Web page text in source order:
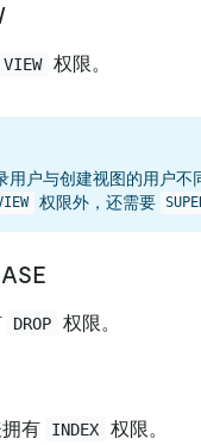
权限。
用户与创建视图的用户不
权限外，还需要
DROP 权限。
有 INDEX 权限。